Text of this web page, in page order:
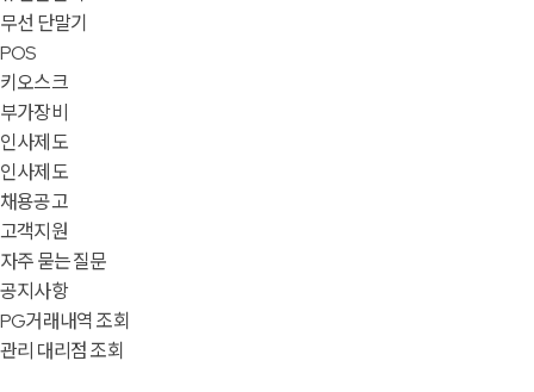
무선 단말기
POS
키오스크
부가장비
인사제도
인사제도
채용공고
고객지원
자주 묻는 질문
공지사항
PG거래내역 조회
관리 대리점 조회